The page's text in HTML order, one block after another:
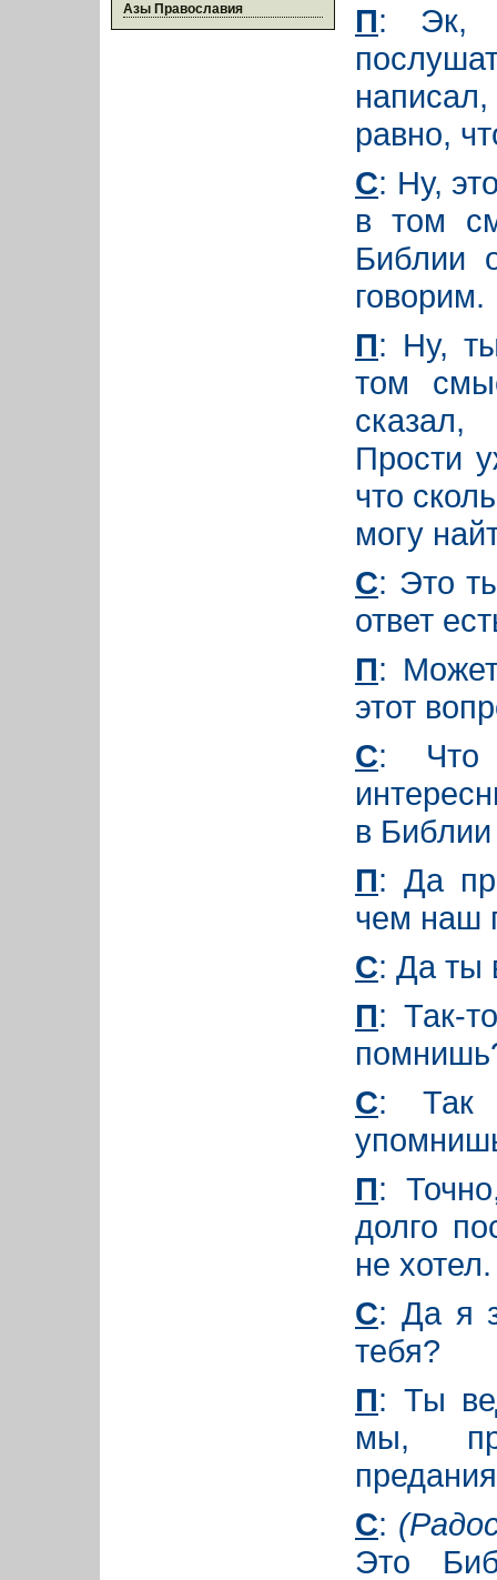
Азы Православия
П: Эк,
равно,
С: Ну,
в том
Библии
говорим.
П: Ну,
том
Прости
что
могу
С: Это
ответ
П:
этот
С: Что
в
П: Да
чем наш
С: Да ты
П: Так-
С: Так
П:
долго
не хотел.
С: Да я
тебя?
П: Ты
мы,
С:
Это